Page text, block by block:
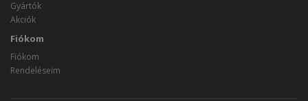
Gyártók
Akciók
Fiókom
Fiókom
Rendeléseim